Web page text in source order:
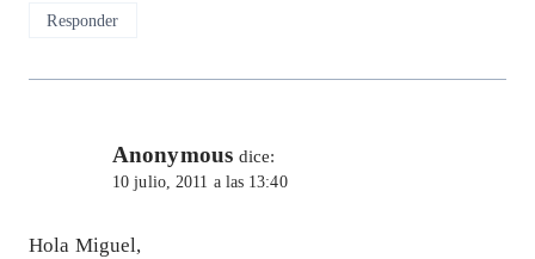
Responder
Anonymous dice:
10 julio, 2011 a las 13:40
Hola Miguel,